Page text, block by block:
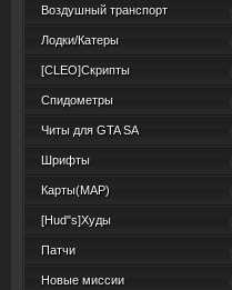
Воздушный транспорт
Лодки/Катеры
[CLEO]Скрипты
Спидометры
Читы для GTA SA
Шрифты
Карты(MAP)
[Hud"s]Худы
Патчи
Новые миссии